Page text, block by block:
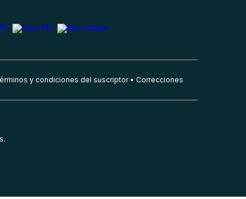
y condiciones del suscriptor Correcciones